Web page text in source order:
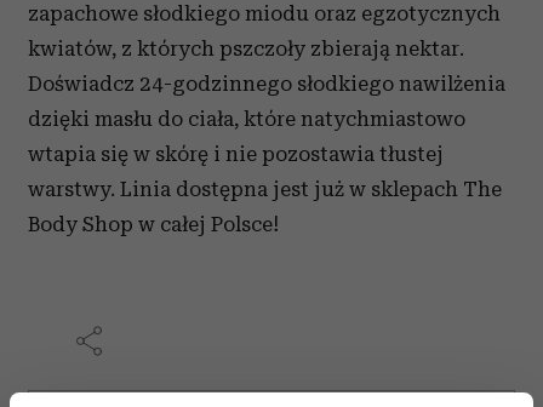
zapachowe słodkiego miodu oraz egzotycznych
kwiatów, z których pszczoły zbierają nektar.
Doświadcz 24-godzinnego słodkiego nawilżenia
dzięki masłu do ciała, które natychmiastowo
wtapia się w skórę i nie pozostawia tłustej
warstwy. Linia dostępna jest już w sklepach The
Body Shop w całej Polsce!